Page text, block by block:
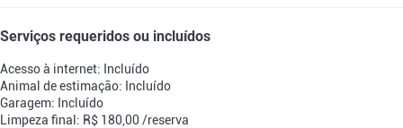
Serviços requeridos ou incluídos
Acesso à internet: Incluído
Animal de estimação: Incluído
Garagem: Incluído
Limpeza final: R$ 180,00 /reserva